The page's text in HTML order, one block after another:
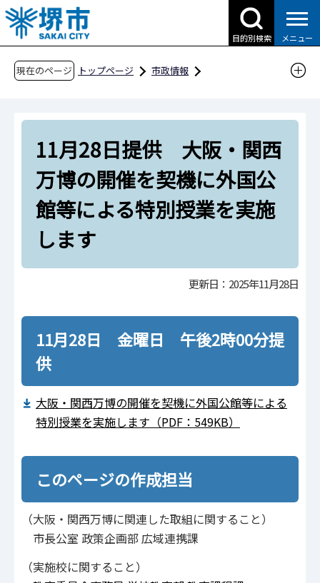
こ
の
ペ
目的別検索 メニュー
現在のページ トップページ
市政情報
報道提供資料
過去の報道提供資料
令和7年
令和7年11月
11月28日提供 大阪・関西万博の開催を契機に
外国公館等による特別授業を実施します
11月28日提供 大阪・関西
万博の開催を契機に外国公
館等による特別授業を実施
します
更新日：2025年11月28日
11月28日 金曜日 午後2時00分提
供
大阪・関西万博の開催を契機に外国公館等による
特別授業を実施します（PDF：549KB）
このページの作成担当
（大阪・関西万博に関連した取組に関すること）
市長公室 政策企画部 広域連携課
（実施校に関すること）